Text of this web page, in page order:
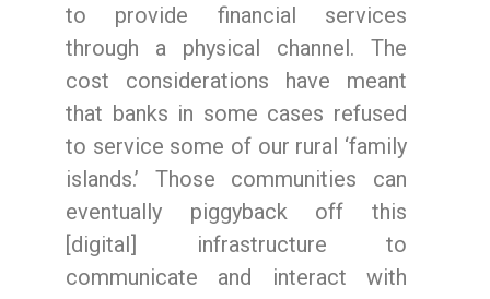
to provide financial services
through a physical channel. The
cost considerations have meant
that banks in some cases refused
to service some of our rural ‘family
islands.’ Those communities can
eventually piggyback off this
[digital] infrastructure to
communicate and interact with